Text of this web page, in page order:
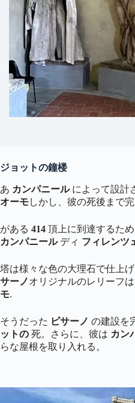
ジョットの鐘楼
あ カンパニールによって設計
オーモしかし、彼の死後まで
がある 414 頂上に到達するた
カンパニールディ フィレンツ
塔は様々な色の大理石で仕上
サーノオリジナルのレリーフは
モ.
そうだった ピサーノ の建設を
ットの 死。さらに、彼は カン
らな屋根を取り入れる。